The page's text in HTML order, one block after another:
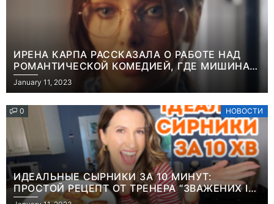
ИРЕНА КАРПА РАССКАЗАЛА О РАБОТЕ НАД
РОМАНТИЧЕСКОЙ КОМЕДИЕЙ, ГДЕ МИШИНА В
РОЛИ МАТЕРИ-ОДИНОЧКИ
January 11, 2023
0 НОВОСТИ
ИДЕАЛЬНЫЕ СЫРНИКИ ЗА 10 МИНУТ:
ПРОСТОЙ РЕЦЕПТ ОТ ТРЕНЕРА “ЗВАЖЕНИХ І
ЩАСЛИВИХ” АНИТЫ ЛУЦЕНКО